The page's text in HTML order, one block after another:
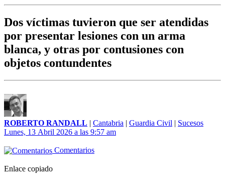
Dos víctimas tuvieron que ser atendidas
por presentar lesiones con un arma
blanca, y otras por contusiones con
objetos contundentes
ROBERTO RANDALL | Cantabria | Guardia Civil | Sucesos
Lunes, 13 Abril 2026 a las 9:57 am
Comentarios
Enlace copiado